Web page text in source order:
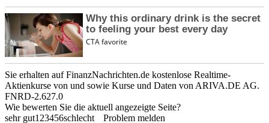
Sie erhalten auf FinanzNachrichten.de kostenlose Realtime-
Aktienkurse von und sowie Kurse und Daten von ARIVA.DE AG.
FNRD-2.627.0
Wie bewerten Sie die aktuell angezeigte Seite?
sehr gut1 23456schlecht Problem melden